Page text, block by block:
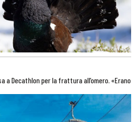
a Decathlon per la frattura all’omero. «Erano